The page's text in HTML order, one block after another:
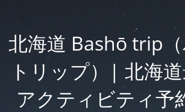
北海道 Bashō trip
トリップ）| 北海
アクティビティ予